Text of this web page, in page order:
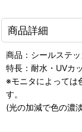
商品詳細
商品：シールステ
特長：耐水・UVカ
※モニタによっては
す。
(光の加減で色の濃